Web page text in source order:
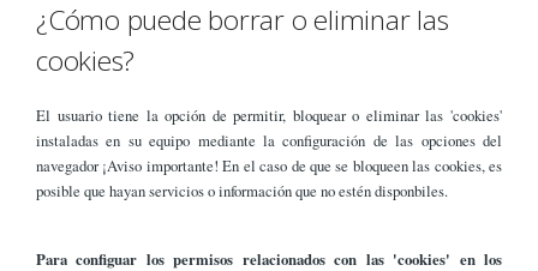
¿Cómo puede borrar o eliminar las
cookies?
El usuario tiene la opción de permitir, bloquear o eliminar las 'cookies'
instaladas en su equipo mediante la configuración de las opciones del
navegador ¡Aviso importante! En el caso de que se bloqueen las cookies, es
posible que hayan servicios o información que no estén disponbiles.
Para configuar los permisos relacionados con las 'cookies' en los